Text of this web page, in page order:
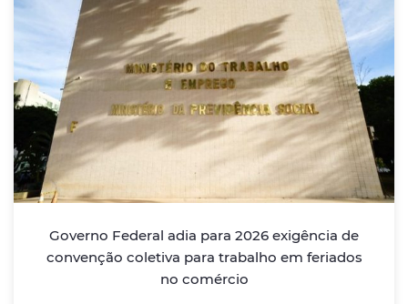
Governo Federal adia para 2026 exigência de
convenção coletiva para trabalho em feriados
no comércio
Governo Federal adia para 2026 exigência
de convenção coletiva para trabalho em
feriados no comércio
Prorrogação atende pleito do setor varejista e
garante mais tempo para negociação entre
LEIA MAIS